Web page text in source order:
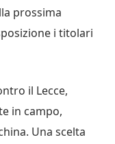
prossima
i titolari
il Lecce,
in campo,
Una scelta